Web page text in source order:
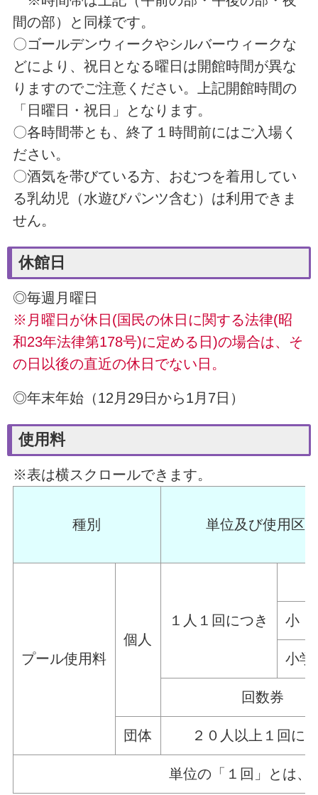
間の部）と同様です。
〇ゴールデンウィークやシルバーウィークな
どにより、祝日となる曜日は開館時間が異な
りますのでご注意ください。上記開館時間の
「日曜日・祝日」となります。
〇各時間帯とも、終了１時間前にはご入場く
ださい。
〇酒気を帯びている方、おむつを着用してい
る乳幼児（水遊びパンツ含む）は利用できま
せん。
休館日
◎毎週月曜日
※月曜日が休日(国民の休日に関する法律(昭
和23年法律第178号)に定める日)の場合は、そ
の日以後の直近の休日でない日。
◎年末年始（12月29日から1月7日）
使用料
※表は横スクロールできます。
種別 単位及び使用区
プール使用料
個人
１人１回につき 小・
小学
回数券
団体 ２０人以上１回に
単位の「１回」とは、各時